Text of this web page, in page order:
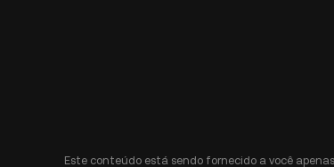
Este conteúdo está sendo fornecido a você